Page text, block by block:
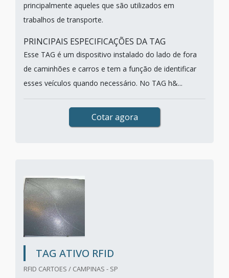
principalmente aqueles que são utilizados em
trabalhos de transporte.
PRINCIPAIS ESPECIFICAÇÕES DA TAG
Esse TAG é um dispositivo instalado do lado de fora
de caminhões e carros e tem a função de identificar
esses veículos quando necessário. No TAG h&...
Cotar agora
TAG ATIVO RFID
RFID CARTOES / CAMPINAS - SP